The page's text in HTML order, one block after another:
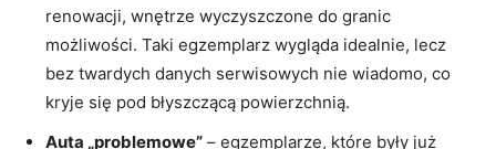
renowacji, wnętrze wyczyszczone do granic
możliwości. Taki egzemplarz wygląda idealnie, lecz
bez twardych danych serwisowych nie wiadomo, co
kryje się pod błyszczącą powierzchnią.
Auta „problemowe” – egzemplarze, które były już